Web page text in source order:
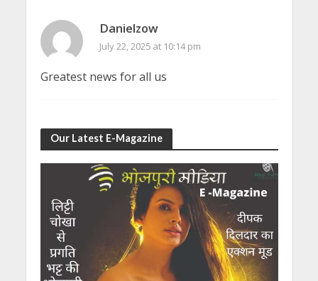
Danielzow
July 22, 2025 at 10:14 pm
Greatest news for all us
Our Latest E-Magazine